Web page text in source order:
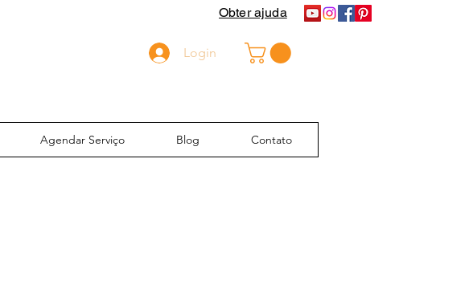
Obter ajuda
Login
Agendar Serviço Blog Contato